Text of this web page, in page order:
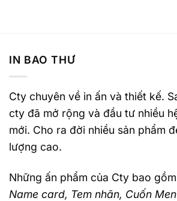
IN BAO THƯ
Cty chuyên về in ấn và thiết kế.
cty đã mở rộng và đầu tư nhiều
mới. Cho ra đời nhiều sản phẩm
lượng cao.
Những ấn phẩm của Cty bao
Name card, Tem nhãn, Cuốn